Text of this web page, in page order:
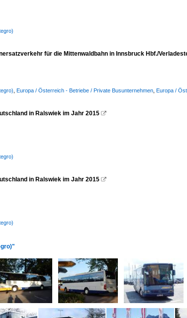
für die Mittenwaldbahn in Innsbruck Hbf./
Europa / Österreich - Betriebe / Private Busunternehmen Europa /
in Ralswiek im Jahr 2015 
in Ralswiek im Jahr 2015 